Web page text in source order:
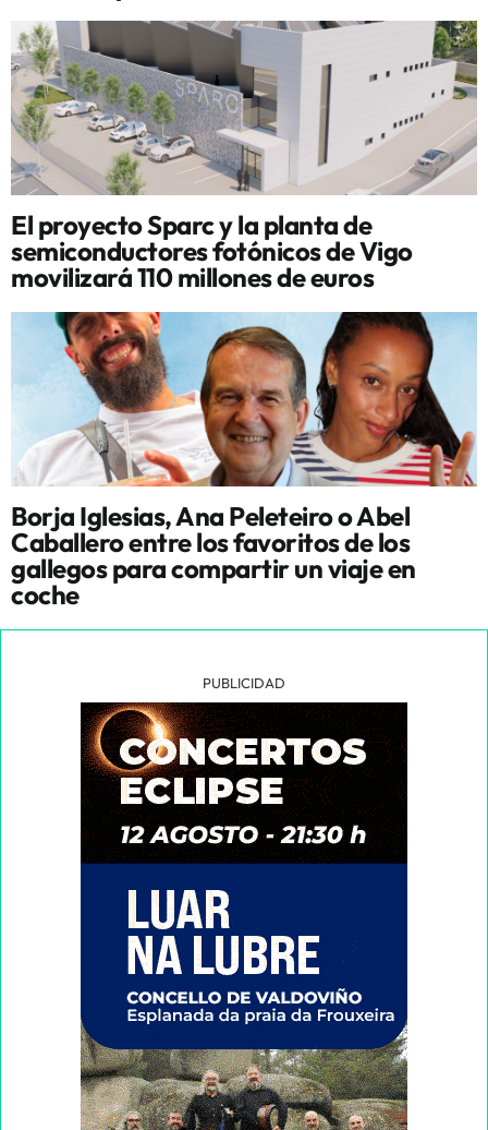
El proyecto Sparc y la planta de
semiconductores fotónicos de Vigo
movilizará 110 millones de euros
Borja Iglesias, Ana Peleteiro o Abel
Caballero entre los favoritos de los
gallegos para compartir un viaje en
coche
PUBLICIDAD